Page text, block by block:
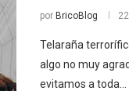
por BricoBlog
Telaraña
algo no muy
evitamos a toda…